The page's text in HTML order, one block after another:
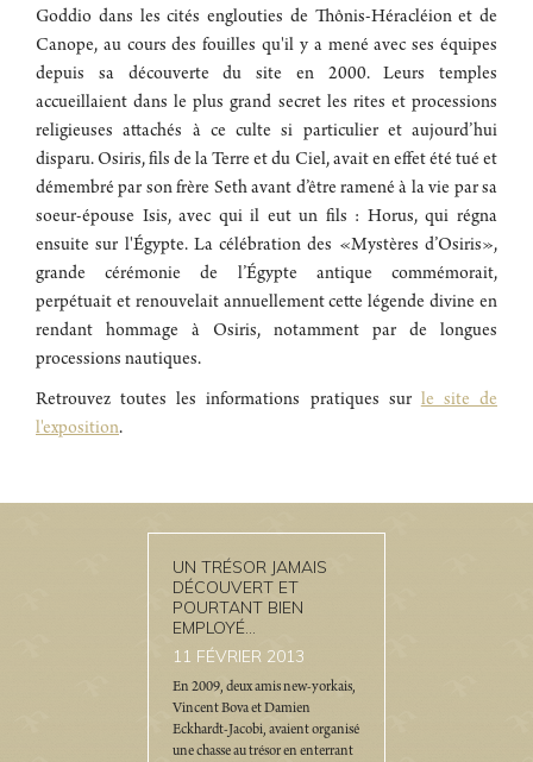
Goddio dans les cités englouties de Thônis-Héracléion et de
Canope, au cours des fouilles qu'il y a mené avec ses équipes
depuis sa découverte du site en 2000. Leurs temples
accueillaient dans le plus grand secret les rites et processions
religieuses attachés à ce culte si particulier et aujourd’hui
disparu. Osiris, fils de la Terre et du Ciel, avait en effet été tué et
démembré par son frère Seth avant d’être ramené à la vie par sa
soeur-épouse Isis, avec qui il eut un fils : Horus, qui régna
ensuite sur l'Égypte. La célébration des «Mystères d’Osiris»,
grande cérémonie de l’Égypte antique commémorait,
perpétuait et renouvelait annuellement cette légende divine en
rendant hommage à Osiris, notamment par de longues
processions nautiques.
Retrouvez toutes les informations pratiques sur le site de
l'exposition.
UN TRÉSOR JAMAIS
DÉCOUVERT ET
POURTANT BIEN
EMPLOYÉ...
11 FÉVRIER 2013
En 2009, deux amis new-yorkais,
Vincent Bova et Damien
Eckhardt-Jacobi, avaient organisé
une chasse au trésor en enterrant